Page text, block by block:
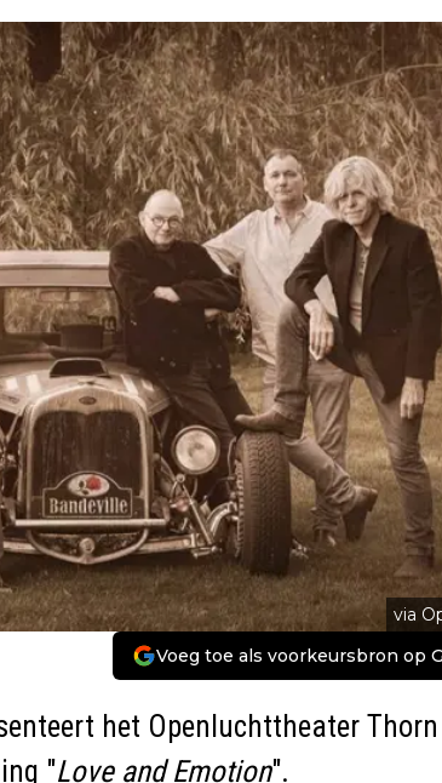
via
Voeg toe als voorkeursbron op
het Openluchttheater Thorn
"Love and Emotion".